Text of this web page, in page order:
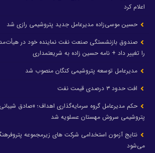
اعلام کرد
حسین موسی‌زاده مدیرعامل جدید پتروشیمی رازی شد
صندوق بازنشستگی صنعت نفت نماینده خود در
را تغییر داد + نامه حسین زاده به شریعتمداری
مدیرعامل توسعه پتروشیمی کنگان منصوب شد
افت حدود ۳ درصدی قیمت نفت
حکم مدیرعامل گروه سرمایه‌گذاری اهداف؛ «صادق
پتروشیمی سروش مهستان عسلویه شد
می‌شود